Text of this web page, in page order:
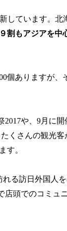
しています。北
割もアジアを中
個ありますが、
や、9月に
くさんの観光客
す。
れる訪日外国人
店頭でのコミュ